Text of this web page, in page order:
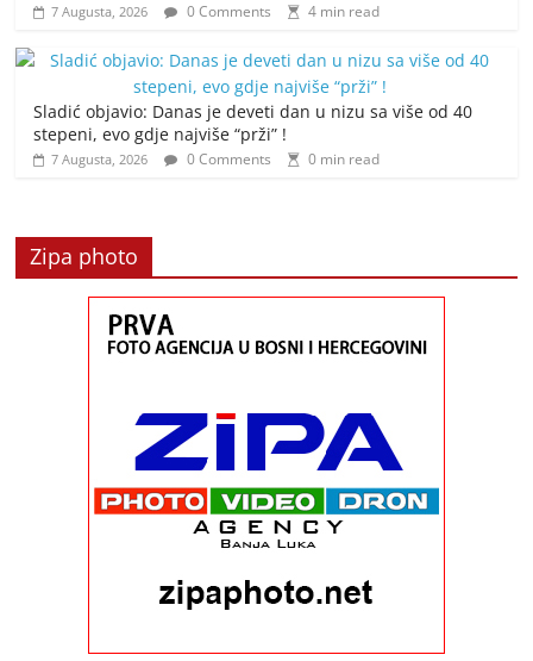
7 Augusta, 2026 0 Comments 4 min read
Sladić objavio: Danas je deveti dan u nizu sa više od 40
stepeni, evo gdje najviše “prži” !
7 Augusta, 2026 0 Comments 0 min read
Zipa photo